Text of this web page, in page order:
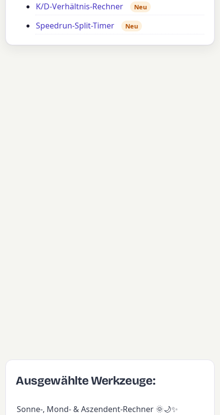
K/D-Verhältnis-Rechner Neu
Speedrun-Split-Timer Neu
Ausgewählte Werkzeuge:
Sonne-, Mond- & Aszendent-Rechner 🌞🌙✨